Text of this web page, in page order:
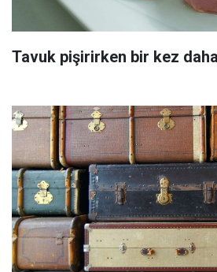
Tavuk pişirirken bir kez